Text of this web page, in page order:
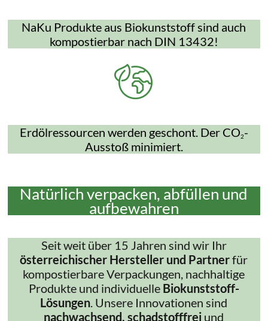
NaKu Produkte aus Biokunststoff sind auch
kompostierbar nach DIN 13432!
Erdölressourcen werden geschont. Der CO2-
Ausstoß minimiert.
Natürlich verpacken, abfüllen und
aufbewahren
Seit weit über 15 Jahren sind wir Ihr
österreichischer Hersteller und Partnerfür
kompostierbare Verpackungen, nachhaltige
Produkte und individuelle Biokunststoff-
Lösungen. Unsere Innovationen sind
nachwachsend, schadstofffrei und